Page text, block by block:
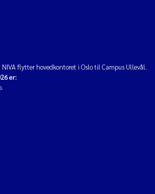
flytter hovedkontoret i Oslo til Campus Ullevål.
er: